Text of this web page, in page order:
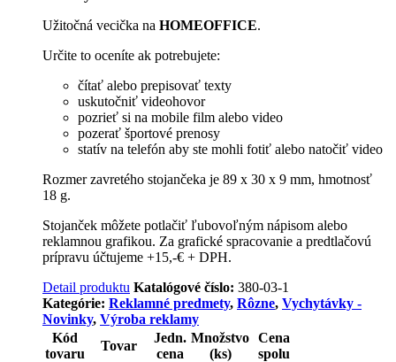
Užitočná vecička na HOMEOFFICE.
Určite to oceníte ak potrebujete:
čítať alebo prepisovať texty
uskutočniť videohovor
pozrieť si na mobile film alebo video
pozerať športové prenosy
statív na telefón aby ste mohli fotiť alebo natočiť video
Rozmer zavretého stojančeka je 89 x 30 x 9 mm, hmotnosť
18 g.
Stojanček môžete potlačiť ľubovoľným nápisom alebo
reklamnou grafikou. Za grafické spracovanie a predtlačovú
prípravu účtujeme +15,-€ + DPH.
Detail produktu Katalógové číslo: 380-03-1
Kategórie: Reklamné predmety, Rôzne, Vychytávky -
Novinky, Výroba reklamy
Kód
tovaru
Tovar
Jedn.
cena
Množstvo
(ks)
Cena
spolu